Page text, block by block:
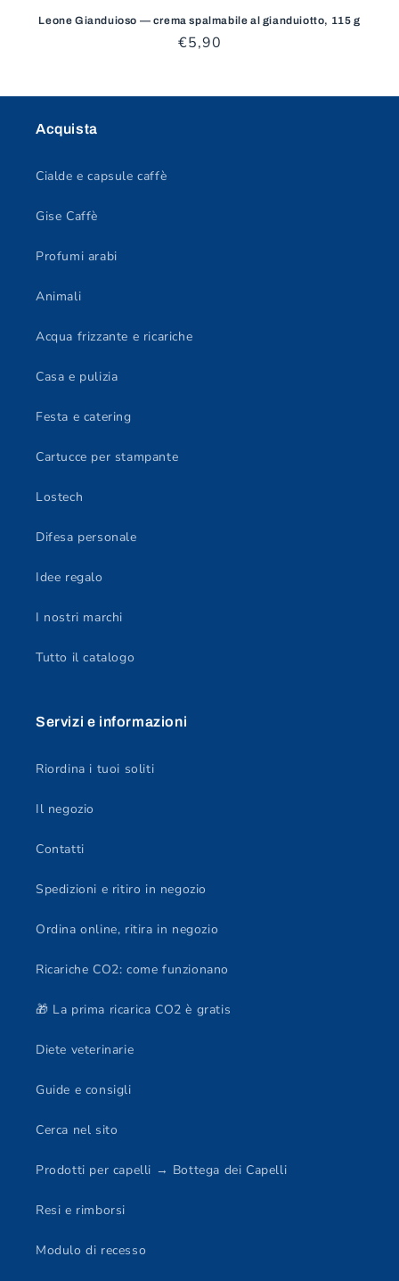
Leone Gianduioso — crema spalmabile al gianduiotto, 115 g
Prezzo
€5,90
Acquista
Cialde e capsule caffè
Gise Caffè
Profumi arabi
Animali
Acqua frizzante e ricariche
Casa e pulizia
Festa e catering
Cartucce per stampante
Lostech
Difesa personale
Idee regalo
I nostri marchi
Tutto il catalogo
Servizi e informazioni
Riordina i tuoi soliti
Il negozio
Contatti
Spedizioni e ritiro in negozio
Ordina online, ritira in negozio
Ricariche CO2: come funzionano
🎁 La prima ricarica CO2 è gratis
Diete veterinarie
Guide e consigli
Cerca nel sito
Prodotti per capelli → Bottega dei Capelli
Resi e rimborsi
Modulo di recesso